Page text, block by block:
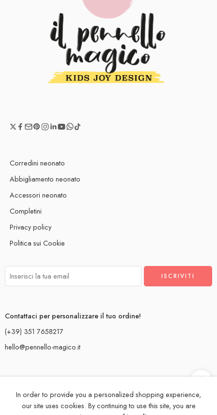
Corredini neonato
Abbigliamento neonato
Accessori neonato
Completini
Privacy policy
Politica sui Cookie
Contattaci per personalizzare il tuo ordine!
(+39) 351 7658217
hello@pennello-magico.it
Creiamo con dal Salento!
In order to provide you a personalized shopping experience,
our site uses cookies. By continuing to use this site, you are